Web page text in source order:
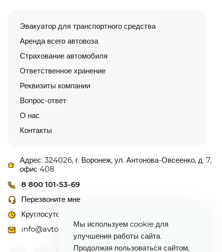
Эвакуатор для транспортного средства
Аренда всего автовоза
Страхование автомобиля
Ответственное хранение
Реквизиты компании
Вопрос-ответ
О нас
Контакты
Адрес: 324026, г. Воронеж, ул. Антонова-Овсеенко, д. 7,
офис 408
8 800 101-53-69
Перезвоните мне
Круглосуточно
info@avtovoz-centr.ru
Мы используем cookie для
улучшения работы сайта.
Продолжая пользоваться сайтом,